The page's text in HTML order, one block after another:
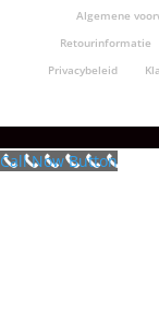
Algemene
Retourinformatie
Privacybeleid
Call Now Button